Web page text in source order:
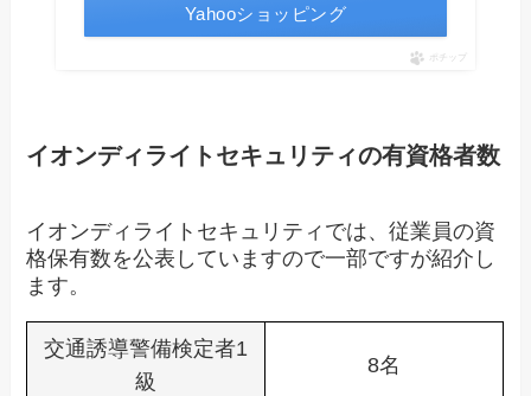
Yahooショッピング
ポチップ
イオンディライトセキュリティの有資格者数
イオンディライトセキュリティでは、従業員の資
格保有数を公表していますので一部ですが紹介し
ます。
交通誘導警備検定者1
級
8名